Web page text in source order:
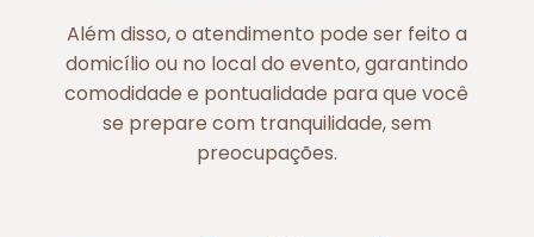
Além disso, o atendimento pode ser feito a
domicílio ou no local do evento, garantindo
comodidade e pontualidade para que você
se prepare com tranquilidade, sem
preocupações.